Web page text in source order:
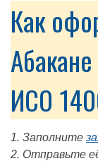
Как
ИСО
1. Заполните
2. Отправьте